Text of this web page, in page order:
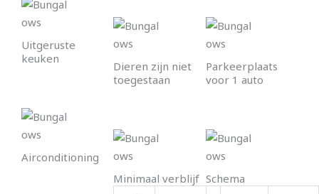
Uitgeruste
keuken
Dieren zijn niet
toegestaan
Parkeerplaats
voor 1 auto
Airconditioning
Minimaal verblijf Schema